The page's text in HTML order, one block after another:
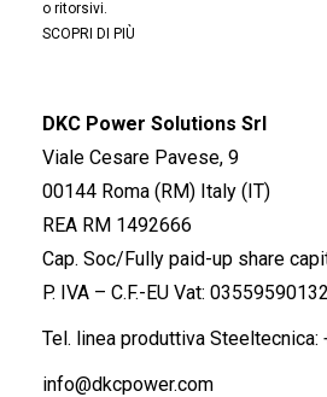
o ritorsivi.
SCOPRI DI PIÙ
DKC Power Solutions Srl
Viale Cesare Pavese, 9
00144 Roma (RM) Italy (IT)
REA RM 1492666
Cap. Soc/Fully paid-up share
P. IVA – C.F.-EU Vat: 03559590132
Tel. linea produttiva Steeltecnica:
info@dkcpower.com